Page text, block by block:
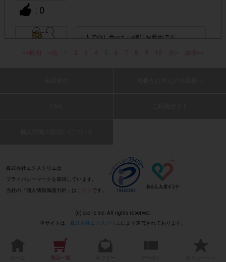
回の参加とさせていただいております。
・悪質な投稿があった場合、
・ECサイトやネットスーパーでのご購入
同じレシート画像が投稿されている場合
: 0
一人で少し食べたい時にお薦めです。
: 0
サクサクです。
<<最初 <前 1 2 3 4 6 7 8 9 10 次> 最後>>
株式会社エクスクリエは
プライバシーマークを取得しています。
当社の「個人情報保護方針」は
です。
(c) excrie Inc. All rights reserved.
本サイトは、 株式会社エクスクリエにより運営されております。
商品一覧